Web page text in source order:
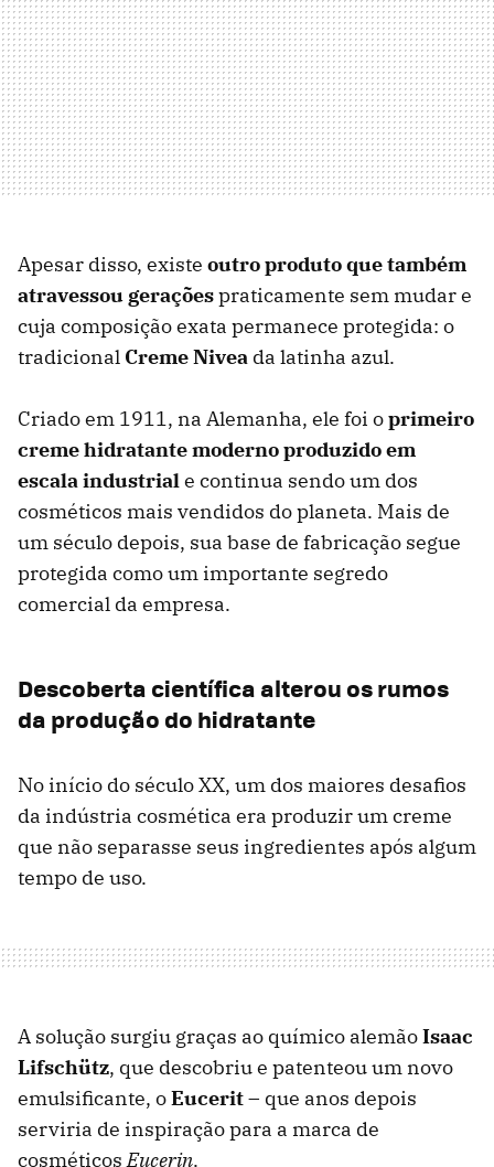
Apesar disso, existe outro produto que também
atravessou geraçõespraticamente sem mudar e
cuja composição exata permanece protegida: o
tradicional Creme Nivea da latinha azul.
Criado em 1911, na Alemanha, ele foi oprimeiro
creme hidratante moderno produzido em
escala industriale continua sendo um dos
cosméticos mais vendidos do planeta. Mais de
um século depois, sua base de fabricação segue
protegida como um importante segredo
comercial da empresa.
Descoberta científica alterou os rumos
da produção do hidratante
No início do século XX, um dos maiores desafios
da indústria cosmética era produzir um creme
que não separasse seus ingredientes após algum
tempo de uso.
A solução surgiu graças ao químico alemãoIsaac
Lifschütz, que descobriu e patenteou um novo
emulsificante, oEucerit – que anos depois
serviria de inspiração para a marca de
cosméticosEucerin.